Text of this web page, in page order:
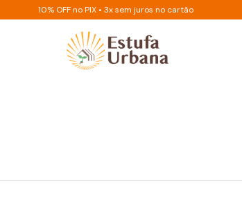
10% OFF no PIX • 3x sem juros no cartão